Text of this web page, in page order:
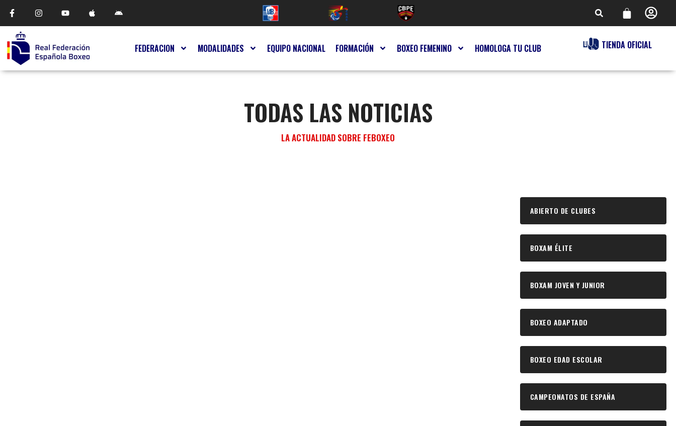
FEDERACION MODALIDADES EQUIPO NACIONAL FORMACIÓN BOXEO FEMENINO HOMOLOGA TU CLUB TIENDA OFICIAL
TODAS LAS NOTICIAS
LA ACTUALIDAD SOBRE FEBOXEO
ABIERTO DE CLUBES
BOXAM ÉLITE
BOXAM JOVEN Y JUNIOR
BOXEO ADAPTADO
BOXEO EDAD ESCOLAR
CAMPEONATOS DE ESPAÑA